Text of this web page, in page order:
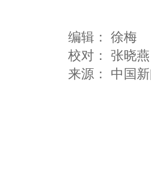
编辑： 徐梅
校对： 张晓燕